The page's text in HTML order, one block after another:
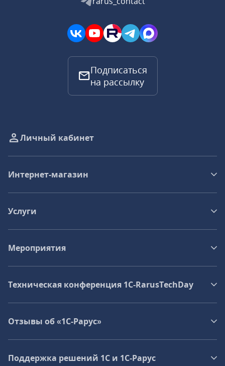
Подписаться
на рассылку
Личный кабинет
Интернет-магазин
Услуги
Мероприятия
Техническая конференция 1C‑RarusTechDay
Отзывы об «1С-Рарус»
Поддержка решений 1С и 1С‑Рарус